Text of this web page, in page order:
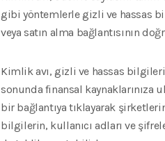
gibi yöntemlerle gizli ve hassas
veya satın alma bağlantısının
Kimlik avı, gizli ve hassas
sonunda finansal kaynaklarınıza
bir bağlantıya tıklayarak
bilgilerin, kullanıcı adları ve